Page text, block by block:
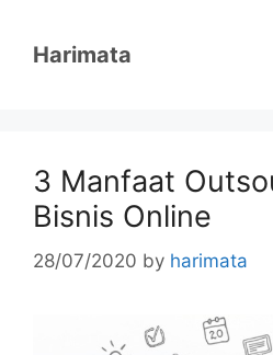
contentHarimata
3 Manfaat
Bisnis Online
28/07/2020 by harimata